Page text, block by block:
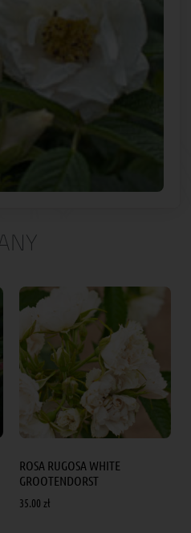
ROSA RUGOSA WHITE
GROOTENDORST
35.00 zł